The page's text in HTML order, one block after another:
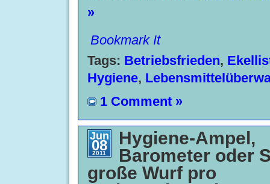
»
Bookmark It
Tags: Betriebsfrieden,
Hygiene,
1 Comment »
Jun
08
2011
Hygiene-Ampel,
Barometer oder
große Wurf pro